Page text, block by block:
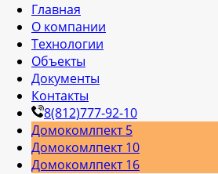
Главная
О компании
Технологии
Объекты
Документы
Контакты
8(812)777-92-10
Домокомлпект 5
Домокомлпект 10
Домокомлпект 16